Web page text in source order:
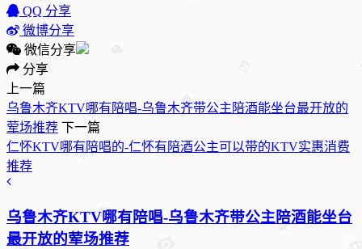
QQ 分享
微博分享
微信分享
分享
上一篇
乌鲁木齐KTV哪有陪唱-乌鲁木齐带公主陪酒能坐台最开放的
荤场推荐 下一篇
仁怀KTV哪有陪唱的-仁怀有陪酒公主可以带的KTV实惠消费
推荐
乌鲁木齐KTV哪有陪唱-乌鲁木齐带公主陪酒能坐台
最开放的荤场推荐